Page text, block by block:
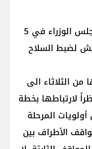
الترقب سيد الموقف لجلسة مجلس الوزراء في 5
لضبط السلاح
الثلاثاء الى
لارتباطها بخطة
المرحلة
الأطراف بين